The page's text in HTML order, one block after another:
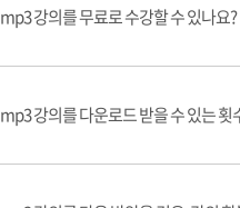
mp3 강의를 무료로 수강할 수 있나요?
mp3 강의를 다운로드 받을 수 있는 횟